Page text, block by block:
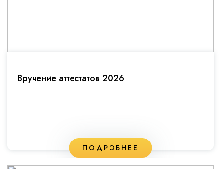
Вручение аттестатов 2026
ПОДРОБНЕЕ